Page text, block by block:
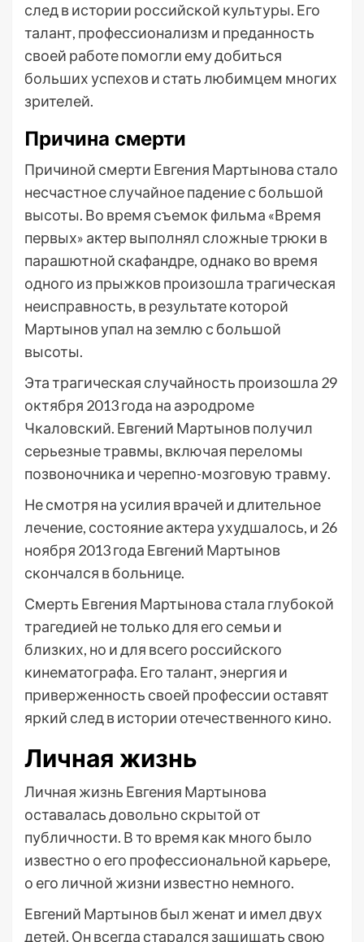
след в истории российской культуры. Его
талант, профессионализм и преданность
своей работе помогли ему добиться
больших успехов и стать любимцем многих
зрителей.
Причина смерти
Причиной смерти Евгения Мартынова стало
несчастное случайное падение с большой
высоты. Во время съемок фильма «Время
первых» актер выполнял сложные трюки в
парашютной скафандре, однако во время
одного из прыжков произошла трагическая
неисправность, в результате которой
Мартынов упал на землю с большой
высоты.
Эта трагическая случайность произошла 29
октября 2013 года на аэродроме
Чкаловский. Евгений Мартынов получил
серьезные травмы, включая переломы
позвоночника и черепно-мозговую травму.
Не смотря на усилия врачей и длительное
лечение, состояние актера ухудшалось, и 26
ноября 2013 года Евгений Мартынов
скончался в больнице.
Смерть Евгения Мартынова стала глубокой
трагедией не только для его семьи и
близких, но и для всего российского
кинематографа. Его талант, энергия и
приверженность своей профессии оставят
яркий след в истории отечественного кино.
Личная жизнь
Личная жизнь Евгения Мартынова
оставалась довольно скрытой от
публичности. В то время как много было
известно о его профессиональной карьере,
о его личной жизни известно немного.
Евгений Мартынов был женат и имел двух
детей. Он всегда старался защищать свою